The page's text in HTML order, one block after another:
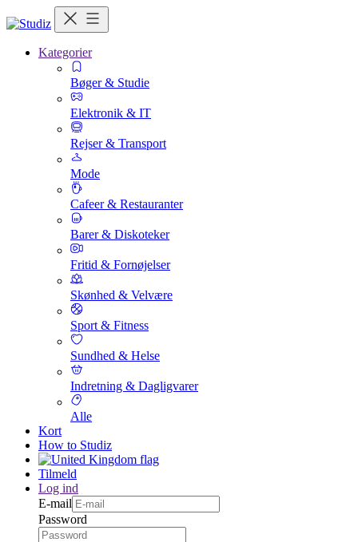
Kategorier
Bøger & Studie
Elektronik & IT
Rejser & Transport
Mode
Cafeer & Restauranter
Barer & Diskoteker
Fritid & Fornøjelser
Skønhed & Velvære
Sport & Fitness
Sundhed & Helse
Indretning & Dagligvarer
Alle
Kort
How to Studiz
Tilmeld
Log ind
E-mail
Password